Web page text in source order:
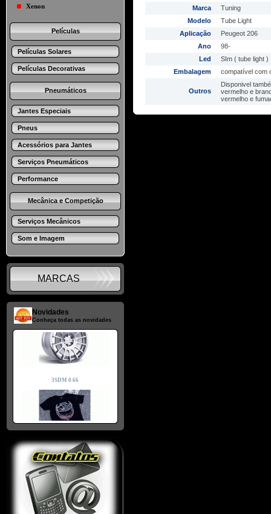
Xenon
Películas
Películas Solares
Películas Decorativas
Pneumáticos
Jantes Especiais
Pneus
Acessórios para Jantes
Serviços Pneumáticos
Performance
Mecânica e Competição
Serviços Mecânicos
Som e Imagem
MARCAS
Novidades
Conheça todas as novidades
Marca
Tuning
Modelo
Tube Light
Aplicação
Peugeot 206
Ano
98-
Led
SIm ( tube light )
Embalagem
compatível com
Outros
Disponivel
vermelho e
vermelho e